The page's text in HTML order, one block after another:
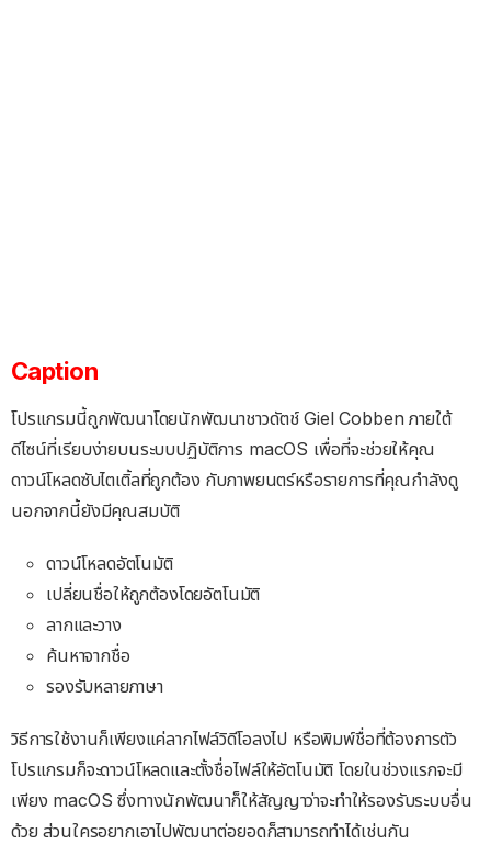
Caption
โปรแกรมนี้ถูกพัฒนาโดยนักพัฒนาชาวดัตช์ Giel Cobben ภายใต้
ดีไซน์ที่เรียบง่ายบนระบบปฏิบัติการ macOS เพื่อที่จะช่วยให้คุณ
ดาวน์โหลดซับไตเติ้ลที่ถูกต้อง กับภาพยนตร์หรือรายการที่คุณกำลังดู
นอกจากนี้ยังมีคุณสมบัติ
ดาวน์โหลดอัตโนมัติ
เปลี่ยนชื่อให้ถูกต้องโดยอัตโนมัติ
ลากและวาง
ค้นหาจากชื่อ
รองรับหลายภาษา
วิธีการใช้งานก็เพียงแค่ลากไฟล์วิดีโอลงไป หรือพิมพ์ชื่อที่ต้องการตัว
โปรแกรมก็จะดาวน์โหลดและตั้งชื่อไฟล์ให้อัตโนมัติ โดยในช่วงแรกจะมี
เพียง macOS ซึ่งทางนักพัฒนาก็ให้สัญญาว่าจะทำให้รองรับระบบอื่น
ด้วย ส่วนใครอยากเอาไปพัฒนาต่อยอดก็สามารถทำได้เช่นกัน